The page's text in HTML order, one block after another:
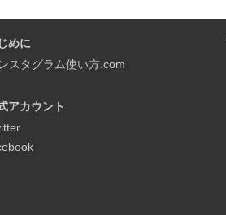
めに
スタグラム使い方.com
アカウント